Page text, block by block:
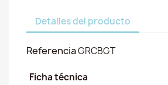
Detalles del producto
ReferenciaGRCBGT
Ficha técnica